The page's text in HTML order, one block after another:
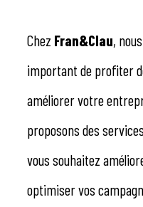
Chez Fran&Clau,
important de profiter
améliorer votre
proposons des
vous souhaitez
optimiser vos